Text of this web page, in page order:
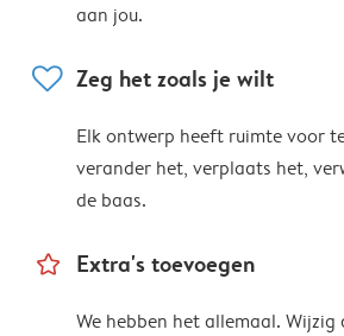
aan jou.
heart Zeg het zoals je wilt
Elk ontwerp heeft ruimte voor
verander het, verplaats het,
de baas.
star_outline Extra's toevoegen
We hebben het allemaal. Wijzig